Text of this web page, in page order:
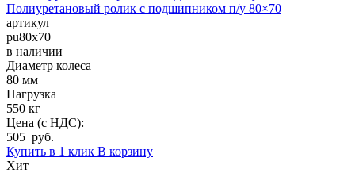
Полиуретановый ролик с подшипником п/у 80×70
артикул
pu80x70
в наличии
Диаметр колеса
80 мм
Нагрузка
550 кг
Цена (с НДС):
505 руб.
Купить в 1 клик В корзину
Хит